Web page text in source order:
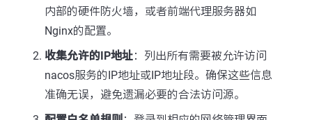
内部的硬件防火墙，或者前端代理服务器如
Nginx的配置。
收集允许的IP地址：列出所有需要被允许访问
nacos服务的IP地址或IP地址段。确保这些信息
准确无误，避免遗漏必要的合法访问源。